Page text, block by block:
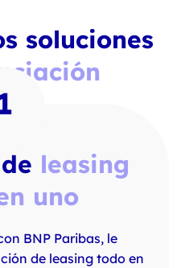
soluciones
leasing
uno
BNP Paribas, le
de leasing todo en